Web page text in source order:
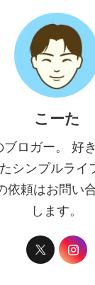
こーた
ブロガー。 好
シンプルライ
依頼はお問い
します。